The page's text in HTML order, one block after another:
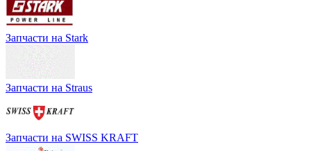
Запчасти на Stark
Запчасти на Straus
Запчасти на SWISS KRAFT